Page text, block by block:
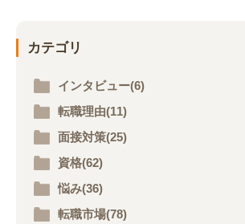
カテゴリ
インタビュー(6)
転職理由(11)
面接対策(25)
資格(62)
悩み(36)
転職市場(78)